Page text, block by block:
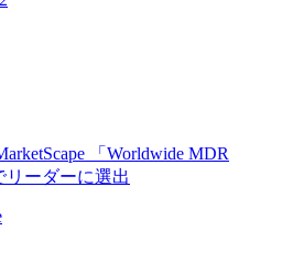
「Worldwide MDR
リーダーに選出